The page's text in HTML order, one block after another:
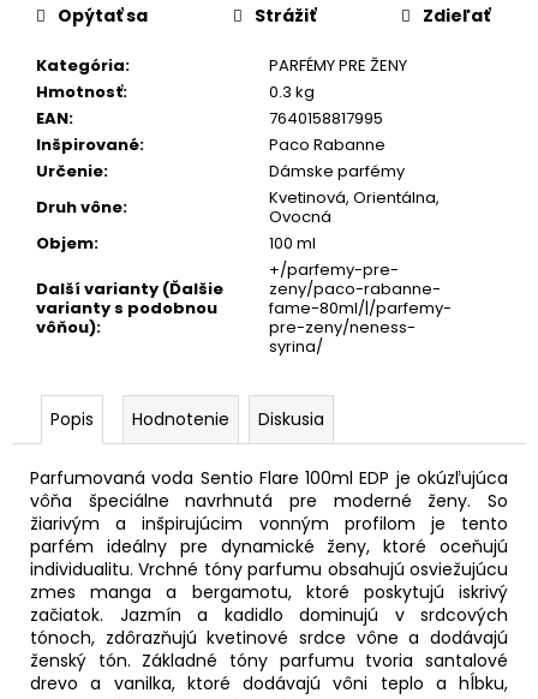
Kategória:
PARFÉMY PRE ŽENY
Hmotnosť:
0.3 kg
EAN:
7640158817995
Inšpirované:
Paco Rabanne
Určenie:
Dámske parfémy
Druh vône:
Kvetinová, Orientálna,
Ovocná
Objem:
100 ml
Další varianty (Ďalšie
varianty s podobnou
vôňou):
+/parfemy-pre-
zeny/paco-rabanne-
fame-80ml/|/parfemy-
pre-zeny/neness-
syrina/
Opýtať sa Strážiť Zdieľať
Popis Hodnotenie Diskusia
Parfumovaná voda Sentio Flare 100ml EDP je okúzľujúca
vôňa špeciálne navrhnutá pre moderné ženy. So
žiarivým a inšpirujúcim vonným profilom je tento
parfém ideálny pre dynamické ženy, ktoré oceňujú
individualitu. Vrchné tóny parfumu obsahujú osviežujúcu
zmes manga a bergamotu, ktoré poskytujú iskrivý
začiatok. Jazmín a kadidlo dominujú v srdcových
tónoch, zdôrazňujú kvetinové srdce vône a dodávajú
ženský tón. Základné tóny parfumu tvoria santalové
drevo a vanilka, ktoré dodávajú vôni teplo a hĺbku,
39
Pôvodne:
46,80
€